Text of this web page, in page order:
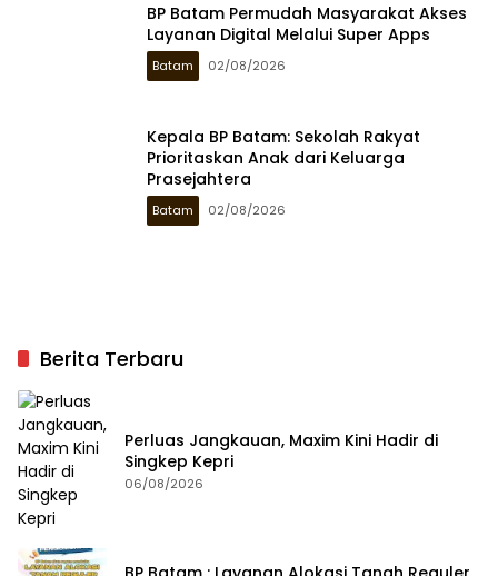
BP Batam Permudah Masyarakat Akses
Layanan Digital Melalui Super Apps
Batam 02/08/2026
Kepala BP Batam: Sekolah Rakyat
Prioritaskan Anak dari Keluarga
Prasejahtera
Batam 02/08/2026
Berita Terbaru
Perluas Jangkauan, Maxim Kini Hadir di
Singkep Kepri
06/08/2026